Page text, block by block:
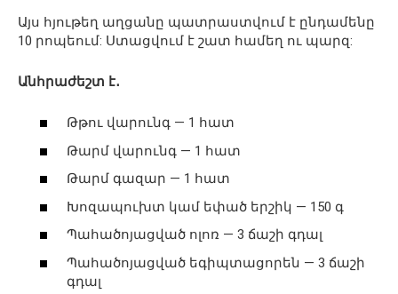
Այս հյութեղ աղցանը պատրաստվում է ընդամենը
10 րոպեում: Ստացվում է շատ համեղ ու պարզ:
Անհրաժեշտ է․
Թթու վարունգ — 1 հատ
Թարմ վարունգ — 1 հատ
Թարմ գազար — 1 հատ
Խոզապուխտ կամ եփած երշիկ — 150 գ
Պահածոյացված ոլոռ — 3 ճաշի գդալ
Պահածոյացված եգիպտացորեն — 3 ճաշի
գդալ